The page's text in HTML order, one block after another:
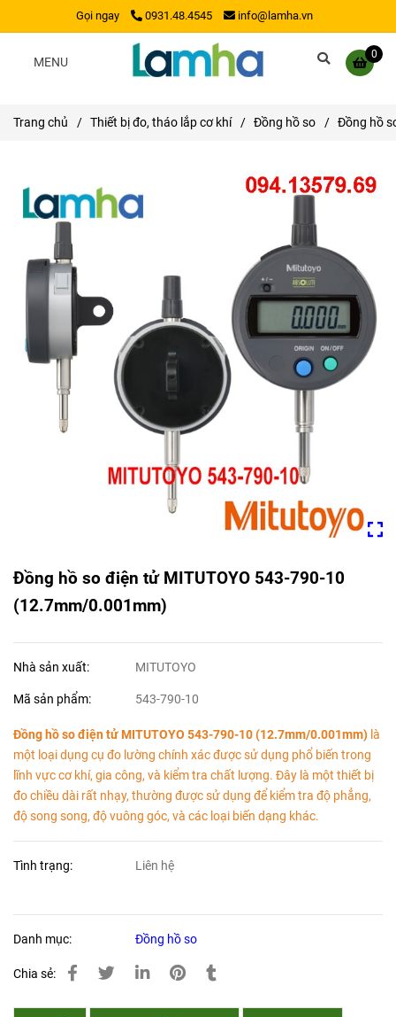
Gọi ngay 0931.48.4545 info@lamha.vn
0
MENU
Trang chủ / Thiết bị đo, tháo lắp cơ khí / Đồng hồ so / Đồng hồ
Đồng hồ so điện tử MITUTOYO 543-790-10
(12.7mm/0.001mm)
Nhà sản xuất: MITUTOYO
Mã sản phẩm: 543-790-10
Đồng hồ so điện tử MITUTOYO 543-790-10 (12.7mm/0.001mm) là
một loại dụng cụ đo lường chính xác được sử dụng phổ biến trong
lĩnh vực cơ khí, gia công, và kiểm tra chất lượng. Đây là một thiết bị
đo chiều dài rất nhạy, thường được sử dụng để kiểm tra độ phẳng,
độ song song, độ vuông góc, và các loại biến dạng khác.
Tình trạng: Liên hệ
Danh mục: Đồng hồ so
Chia sẻ: